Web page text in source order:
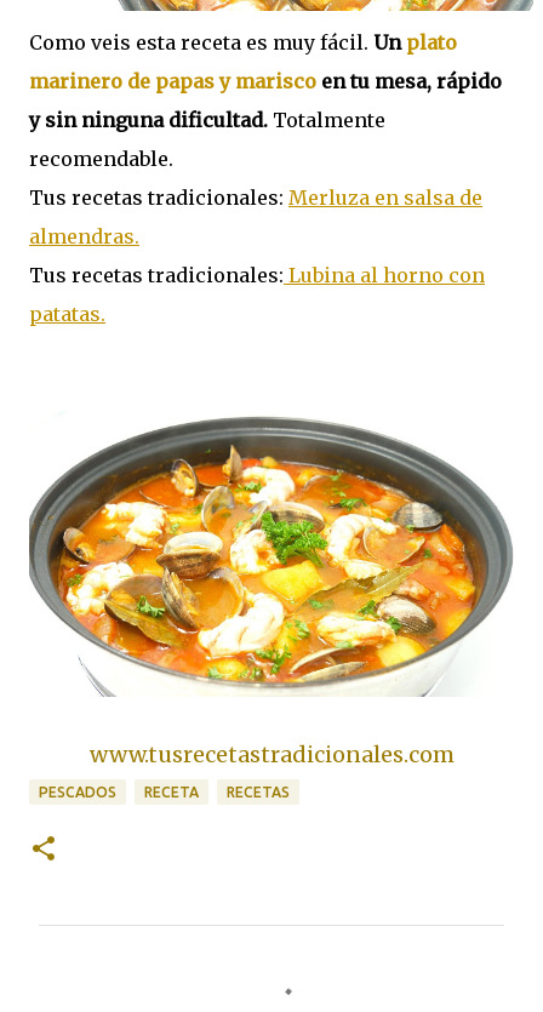
Como veis esta receta es muy fácil. Un plato
marinero de papas y marisco en tu mesa, rápido
y sin ninguna dificultad. Totalmente
recomendable.
Tus recetas tradicionales: Merluza en salsa de
almendras.
Tus recetas tradicionales: Lubina al horno con
patatas.
www.tusrecetastradicionales.com
PESCADOS RECETA RECETAS